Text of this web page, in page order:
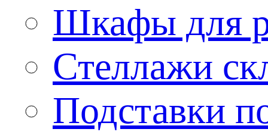
Шкафы для
Стеллажи
Подставки